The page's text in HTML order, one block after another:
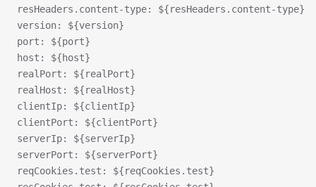
resHeaders.content-type: ${resHeaders.content-type}
version: ${version}
port: ${port}
host: ${host}
realPort: ${realPort}
realHost: ${realHost}
clientIp: ${clientIp}
clientPort: ${clientPort}
serverIp: ${serverIp}
serverPort: ${serverPort}
reqCookies.test: ${reqCookies.test}